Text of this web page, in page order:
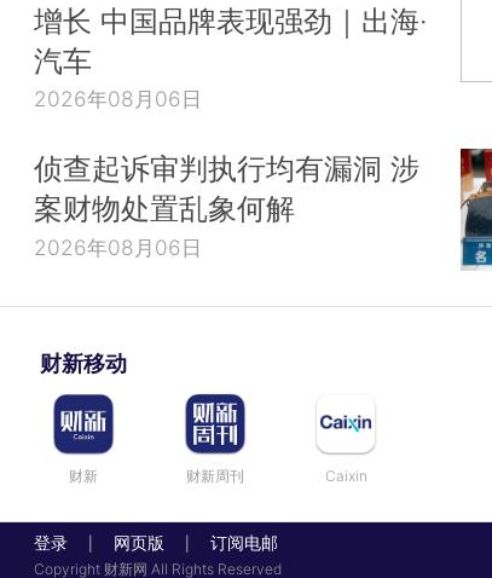
增长 中国品牌表现强劲｜出海·
汽车
2026年08月06日
侦查起诉审判执行均有漏洞 涉
案财物处置乱象何解
2026年08月06日
财新移动
财新 财新周刊 Caixin
登录 网页版 订阅电邮
Copyright 财新网 All Rights Reserved